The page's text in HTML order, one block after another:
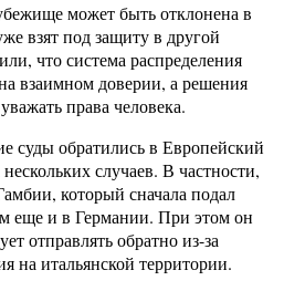
может быть отклонена в
взят под защиту в другой
что система распределения
взаимном доверии, а решения
права человека.
суды обратились в Европейский
случаев. В частности,
который сначала подал
еще и в Германии. При этом он
отправлять обратно из-за
на итальянской территории.